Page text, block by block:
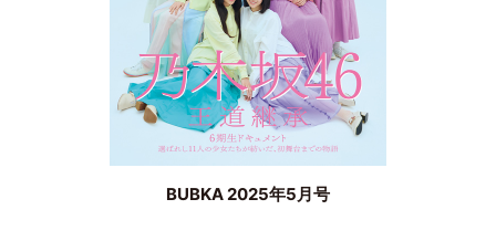
BUBKA 2025年5月号